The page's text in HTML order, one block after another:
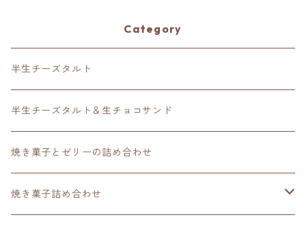
Category
半生チーズタルト
半生チーズタルト＆生チョコサンド
焼き菓子とゼリーの詰め合わせ
焼き菓子詰め合わせ